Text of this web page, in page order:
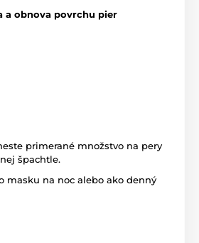
a obnova povrchu pier
primerané množstvo na pery
špachtle.
masku na noc alebo ako denný